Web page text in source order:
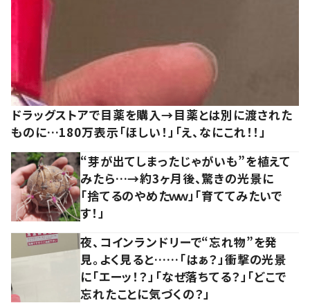
ドラッグストアで目薬を購入→目薬とは別に渡された
ものに…180万表示「ほしい！」「え、なにこれ！！」
“芽が出てしまったじゃがいも”を植えて
みたら…→約3ヶ月後、驚きの光景に
「捨てるのやめたｗｗ」「育ててみたいで
す！」
夜、コインランドリーで“忘れ物”を発
見。よく見ると……「はぁ？」衝撃の光景
に「エーッ！？」「なぜ落ちてる？」「どこで
忘れたことに気づくの？」